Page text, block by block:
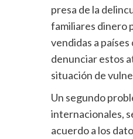
presa de la
familiares dinero
vendidas a
denunciar estos
situación de
Un segundo
internacionales,
acuerdo a los